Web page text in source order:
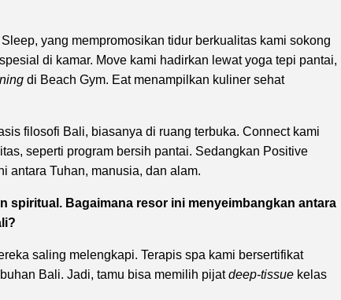
yang mempromosikan tidur berkualitas kami sokong
di kamar. Move kami hadirkan lewat yoga tepi pantai,
di Beach Gym. Eat menampilkan kuliner sehat
filosofi Bali, biasanya di ruang terbuka. Connect kami
seperti program bersih pantai. Sedangkan Positive
antara Tuhan, manusia, dan alam.
spiritual. Bagaimana resor ini menyeimbangkan antara
saling melengkapi. Terapis spa kami bersertifikat
Bali. Jadi, tamu bisa memilih pijatdeep-tissue kelas